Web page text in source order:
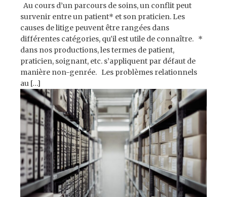
Au cours d’un parcours de soins, un conflit peut
survenir entre un patient* et son praticien. Les
causes de litige peuvent être rangées dans
différentes catégories, qu'il est utile de connaître. *
dans nos productions, les termes de patient,
praticien, soignant, etc. s’appliquent par défaut de
manière non-genrée. Les problèmes relationnels
au […]